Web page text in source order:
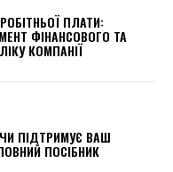
ПЛАТИ:
ФІНАНСОВОГО ТА
КОМПАНІЇ
ПІДТРИМУЄ ВАШ
ПОСІБНИК